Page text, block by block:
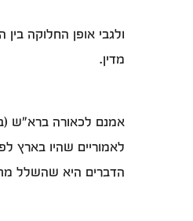
ולגבי אופן החלוקה
מדין.
אמנם לכאורה ברא"ש
לאמוריים שהיו בארץ
הדברים היא שהשלל